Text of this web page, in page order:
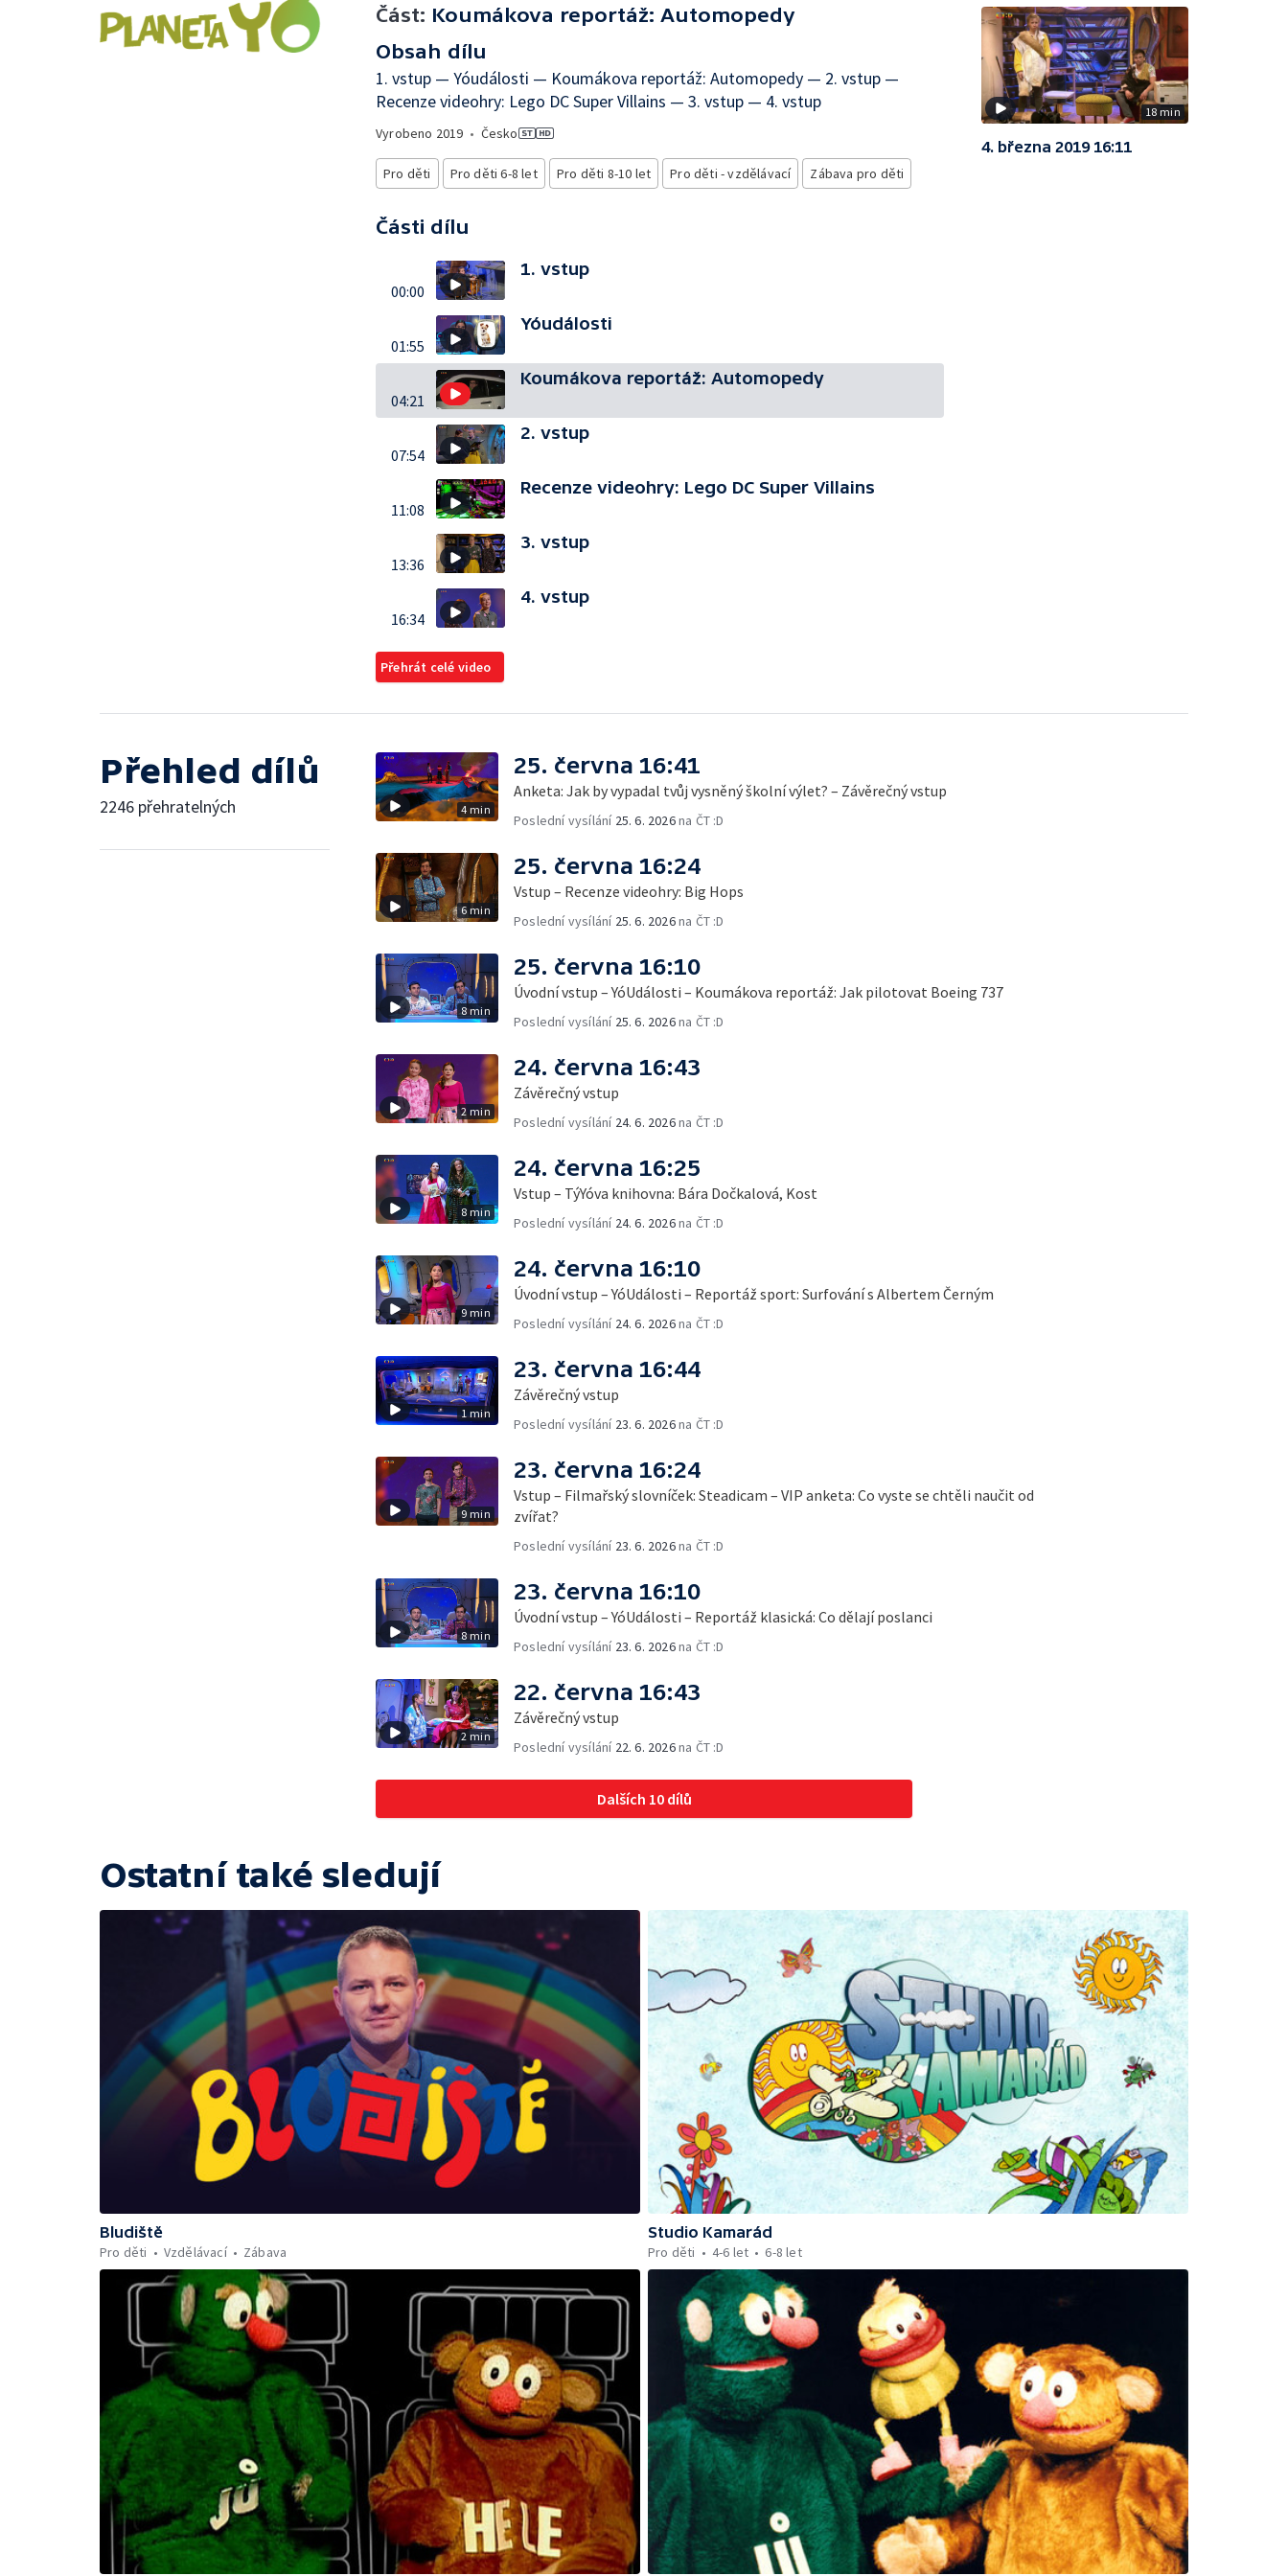
Část: Koumákova reportáž: Automopedy
Obsah dílu
1. vstup — Yóudálosti — Koumákova reportáž: Automopedy — 2. vstup —
Recenze videohry: Lego DC Super Villains — 3. vstup — 4. vstup
Vyrobeno 2019 • Česko
Pro děti Pro děti 6-8 let Pro děti 8-10 let Pro děti - vzdělávací Zábava pro děti
Části dílu
00:00
1. vstup
01:55
Yóudálosti
04:21
Koumákova reportáž: Automopedy
07:54
2. vstup
11:08
Recenze videohry: Lego DC Super Villains
13:36
3. vstup
16:34
4. vstup
Přehrát celé video
18 min
4. března 2019 16:11
Přehled dílů
2246 přehratelných 4 min
25. června 16:41
Anketa: Jak by vypadal tvůj vysněný školní výlet? – Závěrečný vstup
Poslední vysílání 25. 6. 2026na ČT :D
6 min
25. června 16:24
Vstup – Recenze videohry: Big Hops
Poslední vysílání 25. 6. 2026na ČT :D
8 min
25. června 16:10
Úvodní vstup – YóUdálosti – Koumákova reportáž: Jak pilotovat Boeing 737
Poslední vysílání 25. 6. 2026na ČT :D
2 min
24. června 16:43
Závěrečný vstup
Poslední vysílání 24. 6. 2026na ČT :D
8 min
24. června 16:25
Vstup – TýYóva knihovna: Bára Dočkalová, Kost
Poslední vysílání 24. 6. 2026na ČT :D
9 min
24. června 16:10
Úvodní vstup – YóUdálosti – Reportáž sport: Surfování s Albertem Černým
Poslední vysílání 24. 6. 2026na ČT :D
1 min
23. června 16:44
Závěrečný vstup
Poslední vysílání 23. 6. 2026na ČT :D
9 min
23. června 16:24
Vstup – Filmařský slovníček: Steadicam – VIP anketa: Co vyste se chtěli naučit od
zvířat?
Poslední vysílání 23. 6. 2026na ČT :D
8 min
23. června 16:10
Úvodní vstup – YóUdálosti – Reportáž klasická: Co dělají poslanci
Poslední vysílání 23. 6. 2026na ČT :D
2 min
22. června 16:43
Závěrečný vstup
Poslední vysílání 22. 6. 2026na ČT :D
Dalších 10 dílů
Ostatní také sledují
Bludiště
Pro děti
Vzdělávací Zábava
Studio Kamarád
Pro děti
4-6 let 6-8 let